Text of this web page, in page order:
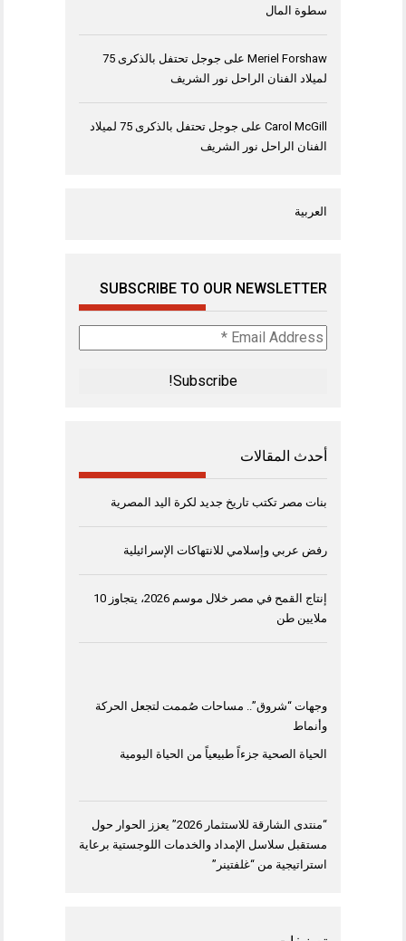
سطوة المال
Meriel Forshaw على
جوجل تحتفل بالذكرى 75
لميلاد الفنان الراحل نور الشريف
Carol McGill على
جوجل تحتفل بالذكرى 75 لميلاد
الفنان الراحل نور الشريف
العربية
SUBSCRIBE TO OUR NEWSLETTER
Email
Address
أحدث المقالات
بنات مصر تكتب تاريخ جديد لكرة اليد المصرية
رفض عربي وإسلامي للانتهاكات الإسرائيلية
إنتاج القمح في مصر خلال موسم 2026، يتجاوز 10
ملايين طن
وجهات “شروق”.. مساحات صُممت لتجعل الحركة
وأنماط
الحياة الصحية جزءاً طبيعياً من الحياة اليومية
“منتدى الشارقة للاستثمار 2026” يعزز الحوار حول
مستقبل سلاسل الإمداد والخدمات اللوجستية برعاية
استراتيجية من “غلفتينر”